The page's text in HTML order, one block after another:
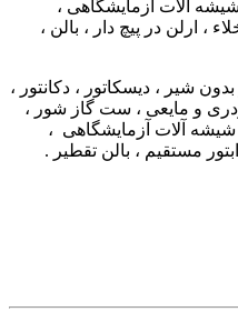
الات آزمایشگاهی ،
ارلن در پیچ دار ، بالن ،
شیر ، دیسکاتور ، دکانتور ،
و مایعی ، ست گاز شور ،
شیشه آلات آزمایشگاهی ،
مستقیم ، بالن تقطیر .